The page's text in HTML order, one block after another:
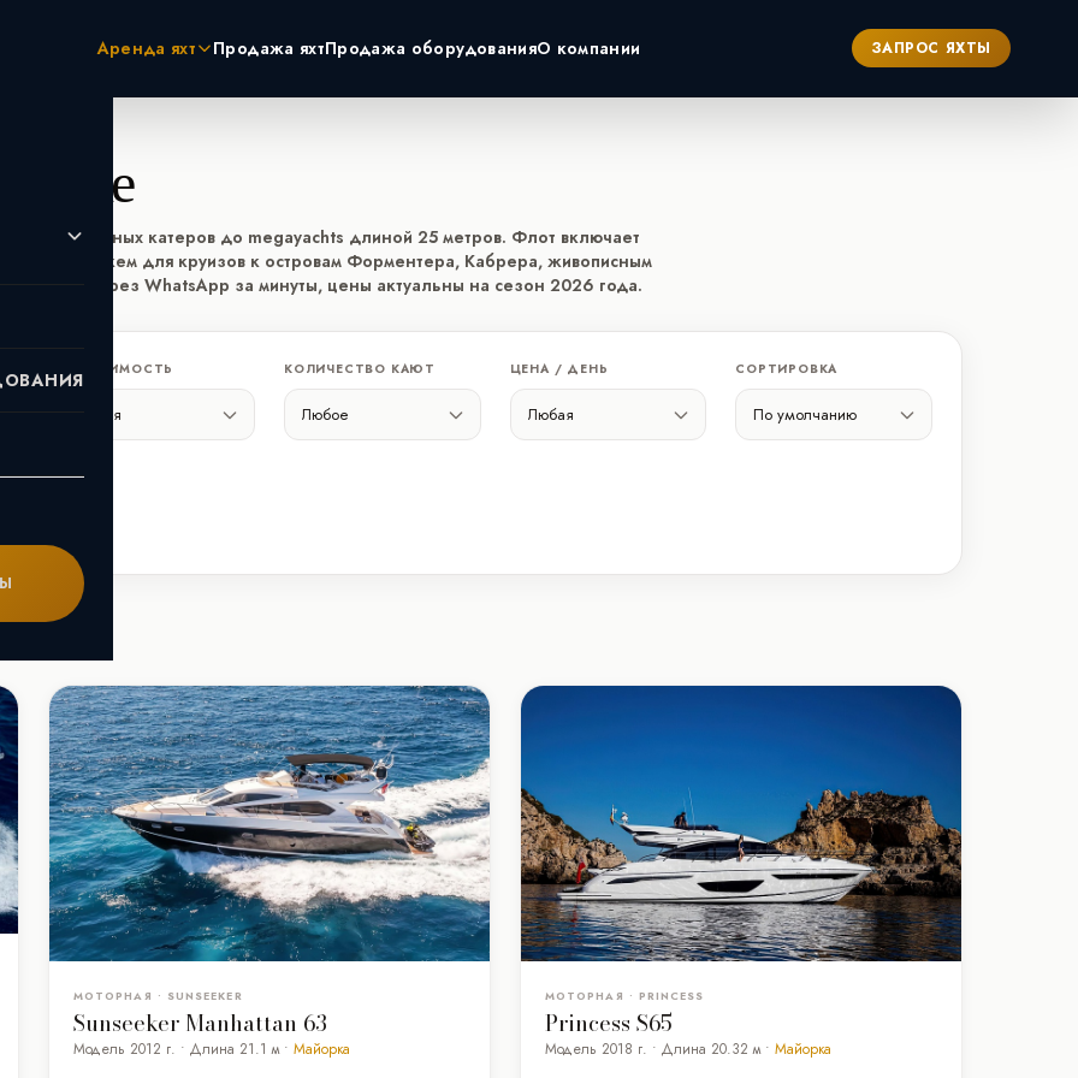
Аренда яхт
Пхукет
Турция
Дубай
Санкт-Петербург
Сочи
Продажа яхтПродажа оборудованияО компании ЗАПРОС ЯХТЫ
от моторных катеров до megayachts длиной 25 метров. Флот включает
с экипажем для круизов к островам Форментера, Кабрера, живописным
или через WhatsApp за минуты, цены актуальны на сезон 2026 года.
ВМЕСТИМОСТЬ КОЛИЧЕСТВО КАЮТ ЦЕНА / ДЕНЬ СОРТИРОВКА
МОТОРНАЯ • SUNSEEKER
Sunseeker Manhattan 63
Модель 2012 г. • Длина 21.1 м • Майорка
МОТОРНАЯ • PRINCESS
Princess S65
Модель 2018 г. • Длина 20.32 м • Майорка